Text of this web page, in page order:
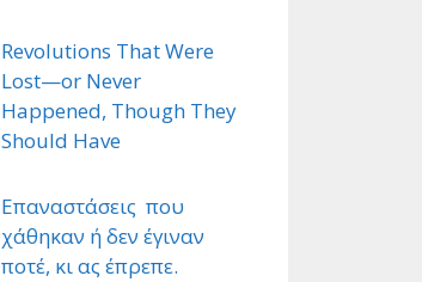
Revolutions That Were
Lost—or Never
Happened, Though They
Should Have
Επαναστάσεις που
χάθηκαν ή δεν έγιναν
ποτέ, κι ας έπρεπε.